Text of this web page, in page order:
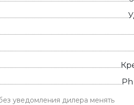
Ph
уведомления дилера менять